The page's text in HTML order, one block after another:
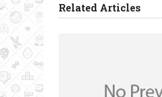
Related Articles